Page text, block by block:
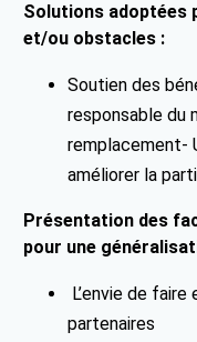
Solutions adoptées
et/ou obstacles :
Soutien des
responsable du
remplacement-
améliorer la
Présentation des
pour une
L’envie de
partenaires